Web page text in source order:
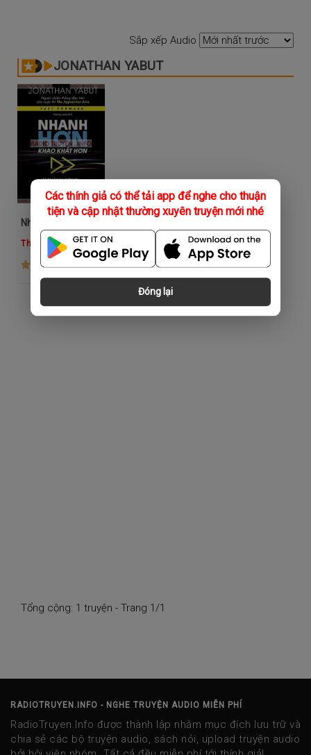
Các thính giả có thể tải app để nghe cho thuận
tiện và cập nhật thường xuyên truyện mới nhé
Đóng lại
Sắp xếp Audio
JONATHAN YABUT
The Voiz FM
Tổng cộng: 1 truyện - Trang 1/1
RADIOTRUYEN.INFO - NGHE TRUYỆN AUDIO MIỄN PHÍ
RadioTruyen.Info được thành lập nhằm mục đích lưu trữ và
chia sẻ các bộ truyện audio, sách nói, upload truyện audio